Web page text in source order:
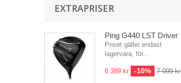
EXTRAPRISER
Ping G440 LST Driver
Priset gäller endast
lagervara, för...
6 389 kr -10% 7 099 kr